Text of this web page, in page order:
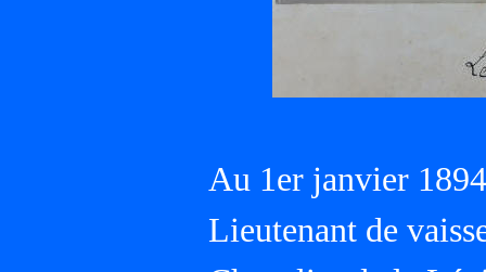
Au 1er janvier
Lieutenant de